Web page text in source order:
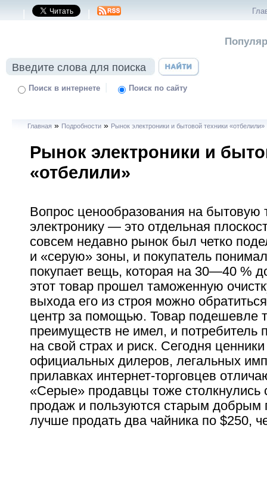
| |
Поиск в интернете | Поиск по сайту
Главная » Подробности » Рынок электроники и бытовой техники «отбелили»
Рынок электроники и
«отбелили»
Вопрос ценообразования на бытовую
электронику — это отдельная
совсем недавно рынок был четко
и «серую» зоны, и покупатель
покупает вещь, которая на 30—40 %
этот товар прошел таможенную
выхода его из строя можно
центр за помощью. Товар подешевле
преимуществ не имел, и потребитель
на свой страх и риск. Сегодня
официальных дилеров, легальных
прилавках интернет-торговцев
«Серые» продавцы тоже столкнулись
продаж и пользуются старым добрым
лучше продать два чайника по $250,